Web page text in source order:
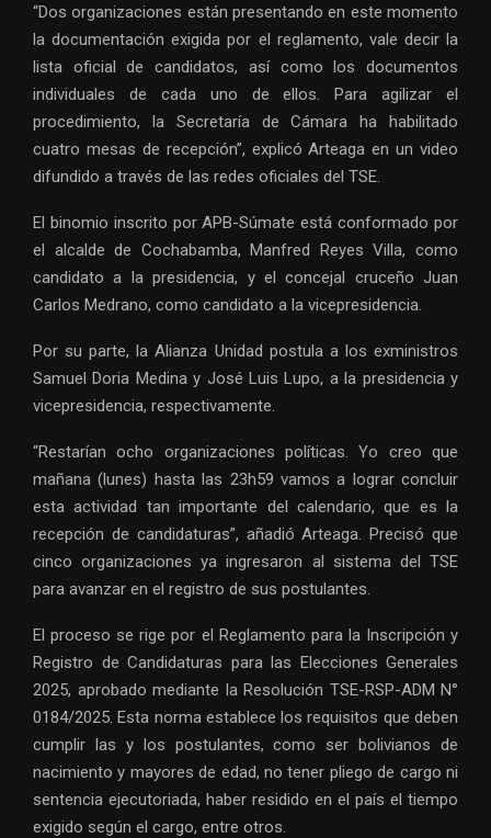
“Dos organizaciones están presentando en este momento
la documentación exigida por el reglamento, vale decir la
lista oficial de candidatos, así como los documentos
individuales de cada uno de ellos. Para agilizar el
procedimiento, la Secretaría de Cámara ha habilitado
cuatro mesas de recepción”, explicó Arteaga en un video
difundido a través de las redes oficiales del TSE.
El binomio inscrito por APB-Súmate está conformado por
el alcalde de Cochabamba, Manfred Reyes Villa, como
candidato a la presidencia, y el concejal cruceño Juan
Carlos Medrano, como candidato a la vicepresidencia.
Por su parte, la Alianza Unidad postula a los exministros
Samuel Doria Medina y José Luis Lupo, a la presidencia y
vicepresidencia, respectivamente.
“Restarían ocho organizaciones políticas. Yo creo que
mañana (lunes) hasta las 23h59 vamos a lograr concluir
esta actividad tan importante del calendario, que es la
recepción de candidaturas”, añadió Arteaga. Precisó que
cinco organizaciones ya ingresaron al sistema del TSE
para avanzar en el registro de sus postulantes.
El proceso se rige por el Reglamento para la Inscripción y
Registro de Candidaturas para las Elecciones Generales
2025, aprobado mediante la Resolución TSE-RSP-ADM N°
0184/2025. Esta norma establece los requisitos que deben
cumplir las y los postulantes, como ser bolivianos de
nacimiento y mayores de edad, no tener pliego de cargo ni
sentencia ejecutoriada, haber residido en el país el tiempo
exigido según el cargo, entre otros.